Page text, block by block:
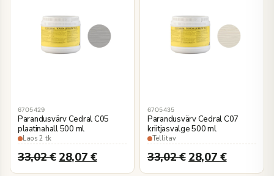
6705429
Parandusvärv Cedral C05
plaatinahall 500 ml
Laos 2 tk
33,02€ 28,07 €
6705435
Parandusvärv Cedral C07
kriitjasvalge 500 ml
Tellitav
33,02€ 28,07 €